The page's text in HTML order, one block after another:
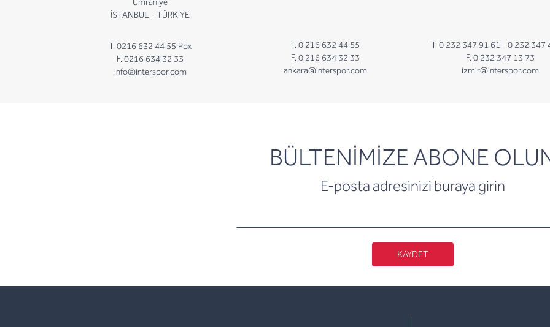
İSTANBUL - TÜRKİYE
T. 0216 632 44 55 Pbx
F. 0216 634 32 33
info@interspor.com
T. 0 216 632 44 55
F. 0 216 634 32 33
ankara@interspor.com
T. 0 232 347 91 61 - 0 232 347
F. 0 232 347 13 73
izmir@interspor.com
BÜLTENİMİZE ABONE
E-posta adresinizi buraya girin
newsletter
KAYDET